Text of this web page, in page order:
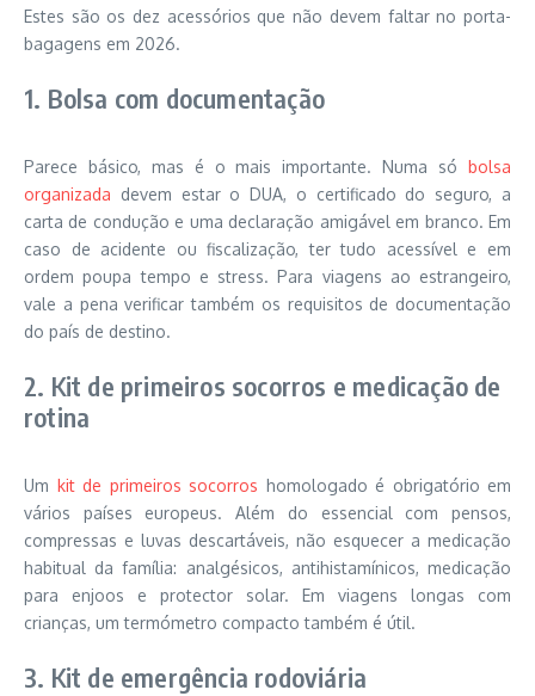
Estes são os dez acessórios que não devem faltar no porta-
bagagens em 2026.
1. Bolsa com documentação
Parece básico, mas é o mais importante. Numa só bolsa
organizada devem estar o DUA, o certificado do seguro, a
carta de condução e uma declaração amigável em branco. Em
caso de acidente ou fiscalização, ter tudo acessível e em
ordem poupa tempo e stress. Para viagens ao estrangeiro,
vale a pena verificar também os requisitos de documentação
do país de destino.
2. Kit de primeiros socorros e medicação de
rotina
Um kit de primeiros socorros homologado é obrigatório em
vários países europeus. Além do essencial com pensos,
compressas e luvas descartáveis, não esquecer a medicação
habitual da família: analgésicos, antihistamínicos, medicação
para enjoos e protector solar. Em viagens longas com
crianças, um termómetro compacto também é útil.
3. Kit de emergência rodoviária